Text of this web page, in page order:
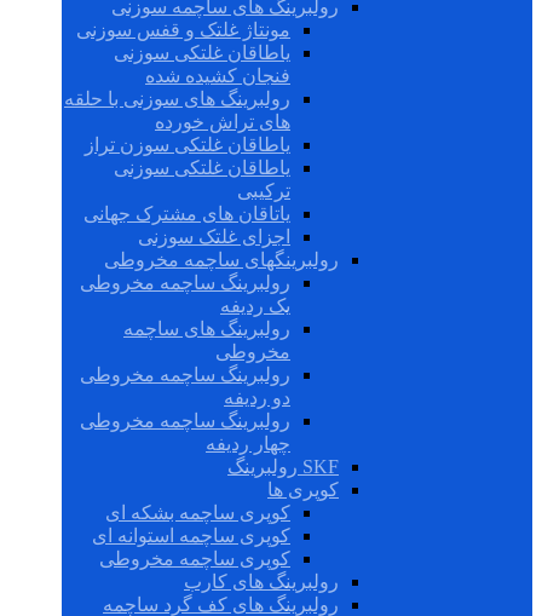
رولبرینگ های ساچمه سوزنی
مونتاژ غلتک و قفس سوزنی
یاطاقان غلتکی سوزنی
فنجان کشیده شده
رولبرینگ های سوزنی با حلقه
های تراش خورده
یاطاقان غلتکی سوزن تراز
یاطاقان غلتکی سوزنی
ترکیبی
یاتاقان های مشترک جهانی
اجزای غلتک سوزنی
رولبرینگهای ساچمه مخروطی
رولبرینگ ساچمه مخروطی
یک ردیفه
رولبرینگ های ساچمه
مخروطی
رولبرینگ ساچمه مخروطی
دو ردیفه
رولبرینگ ساچمه مخروطی
چهار ردیفه
SKF رولبرینگ
کوپری ها
کوپری ساچمه بشکه ای
کوپری ساچمه استوانه ای
کوپری ساچمه مخروطی
رولبرینگ های کارب
رولبرینگ های کف گرد ساچمه